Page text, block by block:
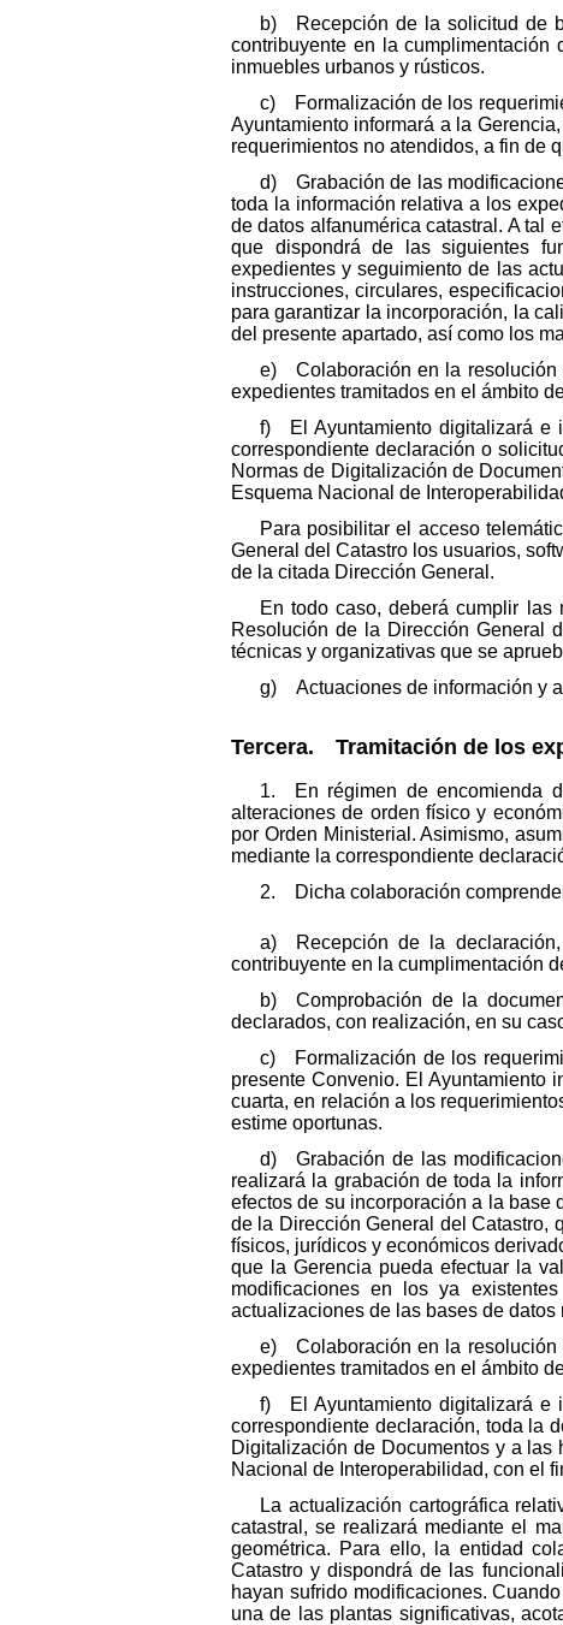
b) Recepción de la solicitud de
contribuyente en la
inmuebles urbanos y rústicos.
c) Formalización de los
Ayuntamiento informará a la
requerimientos no atendidos, a fin de
d) Grabación de las
toda la información relativa a los
de datos alfanumérica catastral. A tal
que dispondrá de las siguientes
expedientes y seguimiento de las
instrucciones, circulares,
para garantizar la incorporación, la
del presente apartado, así como los
e) Colaboración en la resolución
expedientes tramitados en el ámbito
f) El Ayuntamiento digitalizará e
correspondiente declaración o
Normas de Digitalización de
Esquema Nacional de
Para posibilitar el acceso
General del Catastro los usuarios,
de la citada Dirección General.
En todo caso, deberá cumplir
Resolución de la Dirección General
técnicas y organizativas que se
g) Actuaciones de información y
Tercera. Tramitación de los
1. En régimen de encomienda
alteraciones de orden físico y
por Orden Ministerial. Asimismo,
mediante la correspondiente
2. Dicha colaboración
a) Recepción de la
contribuyente en la cumplimentación
b) Comprobación de la
declarados, con realización, en su
c) Formalización de los
presente Convenio. El Ayuntamiento
cuarta, en relación a los
estime oportunas.
d) Grabación de las
realizará la grabación de toda la
efectos de su incorporación a la base
de la Dirección General del Catastro,
físicos, jurídicos y económicos
que la Gerencia pueda efectuar la
modificaciones en los ya
actualizaciones de las bases de
e) Colaboración en la resolución
expedientes tramitados en el ámbito
f) El Ayuntamiento digitalizará e
correspondiente declaración, toda la
Digitalización de Documentos y a las
Nacional de Interoperabilidad, con el
La actualización cartográfica
catastral, se realizará mediante el
geométrica. Para ello, la entidad
Catastro y dispondrá de las
hayan sufrido modificaciones.
una de las plantas significativas,